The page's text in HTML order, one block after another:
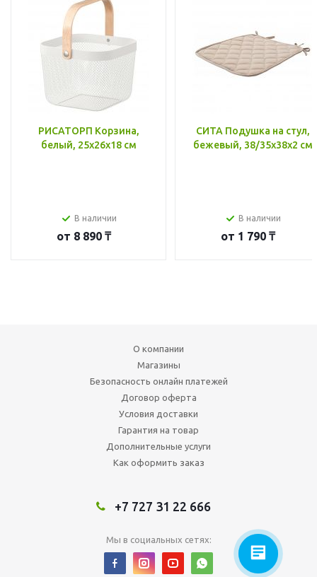
РИСАТОРП Корзина,
белый, 25x26x18 см
В наличии
от 8 890 ₸
СИТА Подушка на стул,
бежевый, 38/35x38x2 см
В наличии
от 1 790 ₸
О компании
Магазины
Безопасность онлайн платежей
Договор оферта
Условия доставки
Гарантия на товар
Дополнительные услуги
Как оформить заказ
+7 727 31 22 666
Мы в социальных сетях: